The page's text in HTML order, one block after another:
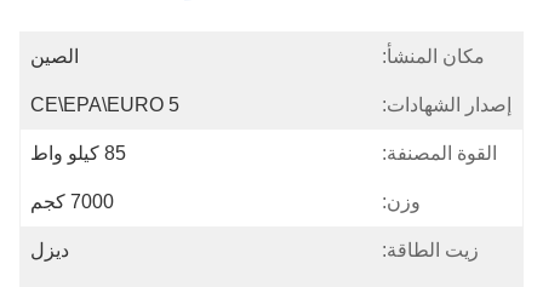
مكان المنشأ: الصين
إصدار الشهادات: CE\EPA\EURO 5
القوة المصنفة: 85 كيلو واط
وزن: 7000 كجم
زيت الطاقة: ديزل